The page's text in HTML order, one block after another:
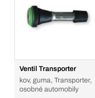
Ventil Transporter
kov, guma, Transporter,
osobné automobily